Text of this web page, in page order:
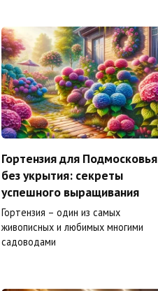
Гортензия для Подмосковья
без укрытия: секреты
успешного выращивания
Гортензия – один из самых
живописных и любимых многими
садоводами